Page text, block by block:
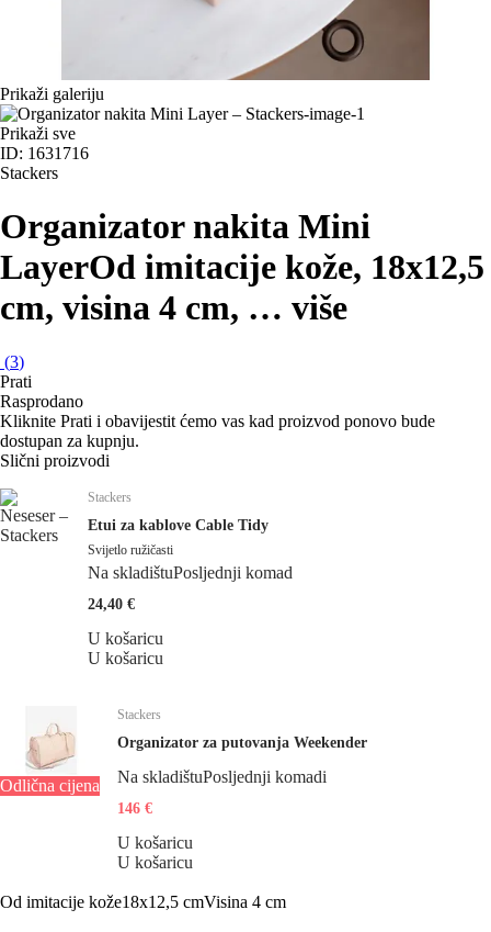
Prikaži galeriju
Prikaži sve
ID: 1631716
Stackers
Organizator nakita Mini
LayerOd imitacije kože, 18x12,5
cm, visina 4 cm, … više
(3)
Prati
Rasprodano
Kliknite Prati i obavijestit ćemo vas kad proizvod ponovo bude
dostupan za kupnju.
Slični proizvodi
Stackers
Etui za kablove Cable Tidy
Svijetlo ružičasti
Na skladištuPosljednji komad
24,40 €
U košaricu
U košaricu
Odlična cijena
Stackers
Organizator za putovanja Weekender
Na skladištuPosljednji komadi
146 €
U košaricu
U košaricu
Od imitacije kože18x12,5 cmVisina 4 cm